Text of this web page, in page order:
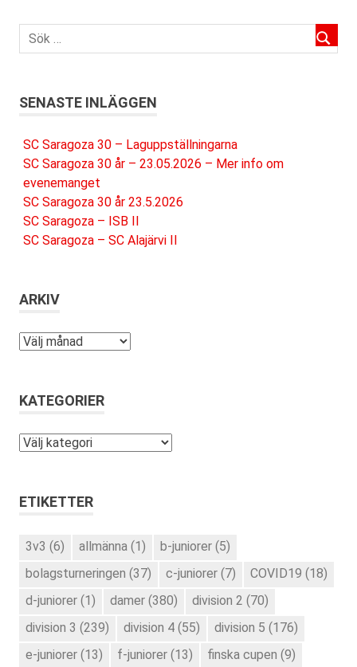
SENASTE INLÄGGEN
SC Saragoza 30 – Laguppställningarna
SC Saragoza 30 år – 23.05.2026 – Mer info om
evenemanget
SC Saragoza 30 år 23.5.2026
SC Saragoza – ISB II
SC Saragoza – SC Alajärvi II
ARKIV
Arkiv
KATEGORIER
Kategorier
ETIKETTER
3v3 (6) allmänna (1) b-juniorer (5)
bolagsturneringen (37) c-juniorer (7) COVID19 (18)
d-juniorer (1) damer (380) division 2 (70)
division 3 (239) division 4 (55) division 5 (176)
e-juniorer (13) f-juniorer (13) finska cupen (9)